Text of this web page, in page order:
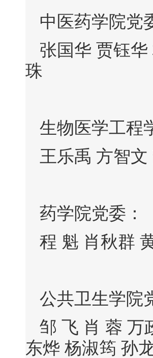
中医药学院党
张国华 贾钰
珠
生物医学工程
王乐禹 方智
药学院党委：
程 魁 肖秋群
公共卫生学院
邹 飞 肖 蓉 万
东烨 杨淑筠 孙